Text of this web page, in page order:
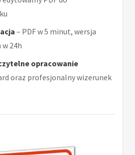
– PDF w 5 minut, wersja
w 24h
opracowanie
oraz profesjonalny wizerunek